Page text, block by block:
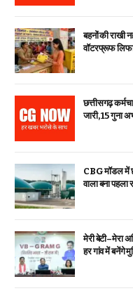
बहनों की राखी
वॉटरप्रूफ
छत्तीसगढ़
जारी, 15 गुना
CBG मॉडल में
वाला बना पहला
मेरी बेटी–मेरा
हर गांव में बनेंगे